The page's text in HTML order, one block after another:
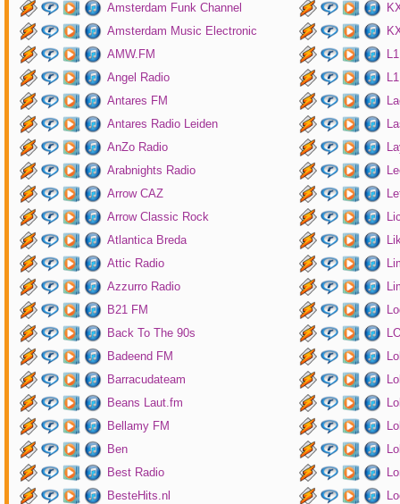
Amsterdam Funk Channel
Amsterdam Music Electronic
AMW.FM
Angel Radio
Antares FM
Antares Radio Leiden
AnZo Radio
Arabnights Radio
Arrow CAZ
Arrow Classic Rock
Atlantica Breda
Attic Radio
Azzurro Radio
B21 FM
Back To The 90s
Badeend FM
Barracudateam
Beans Laut.fm
Bellamy FM
Ben
Best Radio
BesteHits.nl